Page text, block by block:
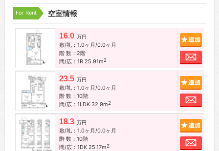
For Rent 空室情報
16.0 万円
敷/礼：1.0ヶ月/0.0ヶ月
階 数：2階
間/広：1R 25.91m2
お問
23.5 万円
敷/礼：1.0ヶ月/0.0ヶ月
階 数：10階
間/広：1LDK 32.9m2
お問
18.3 万円
敷/礼：1.0ヶ月/0.0ヶ月
階 数：10階
間/広：1DK 25.17m2
お問